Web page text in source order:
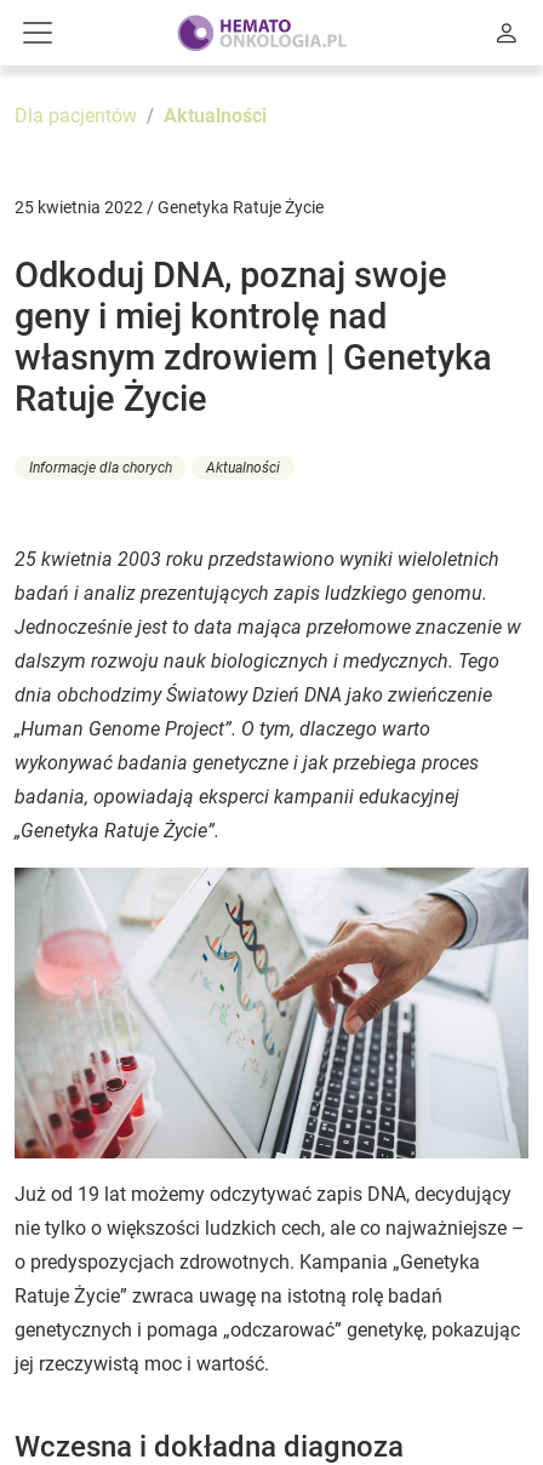
Dla pacjentów Aktualności
25 kwietnia 2022 / Genetyka Ratuje Życie
Odkoduj DNA, poznaj swoje
geny i miej kontrolę nad
własnym zdrowiem | Genetyka
Ratuje Życie
Informacje dla chorych Aktualności
25 kwietnia 2003 roku przedstawiono wyniki wieloletnich
badań i analiz prezentujących zapis ludzkiego genomu.
Jednocześnie jest to data mająca przełomowe znaczenie w
dalszym rozwoju nauk biologicznych i medycznych. Tego
dnia obchodzimy Światowy Dzień DNA jako zwieńczenie
„Human Genome Project”. O tym, dlaczego warto
wykonywać badania genetyczne i jak przebiega proces
badania, opowiadają eksperci kampanii edukacyjnej
„Genetyka Ratuje Życie”.
Już od 19 lat możemy odczytywać zapis DNA, decydujący
nie tylko o większości ludzkich cech, ale co najważniejsze –
o predyspozycjach zdrowotnych. Kampania „Genetyka
Ratuje Życie” zwraca uwagę na istotną rolę badań
genetycznych i pomaga „odczarować” genetykę, pokazując
jej rzeczywistą moc i wartość.
Wczesna i dokładna diagnoza